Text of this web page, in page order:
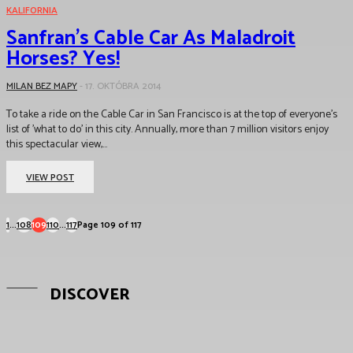
KALIFORNIA
Sanfran’s Cable Car As Maladroit
Horses? Yes!
MILAN BEZ MAPY- 17. OKTÓBRA 2014
To take a ride on the Cable Car in San Francisco is at the top of everyone's
list of 'what to do' in this city. Annually, more than 7 million visitors enjoy
this spectacular view,...
VIEW POST
1...108109110...117Page 109 of 117
DISCOVER